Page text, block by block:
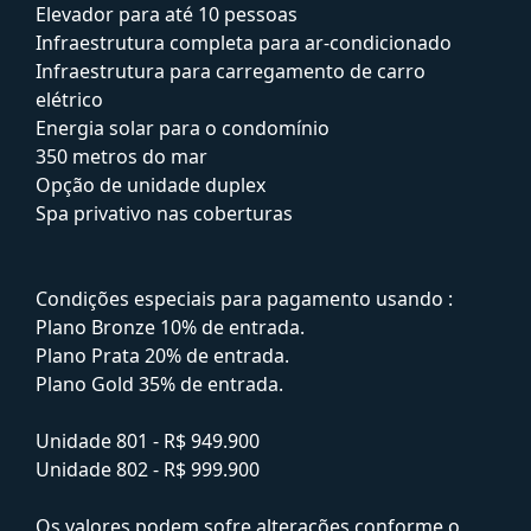
Elevador para até 10 pessoas
Infraestrutura completa para ar-condicionado
Infraestrutura para carregamento de carro
elétrico
Energia solar para o condomínio
350 metros do mar
Opção de unidade duplex
Spa privativo nas coberturas
Condições especiais para pagamento usando :
Plano Bronze 10% de entrada.
Plano Prata 20% de entrada.
Plano Gold 35% de entrada.
Unidade 801 - R$ 949.900
Unidade 802 - R$ 999.900